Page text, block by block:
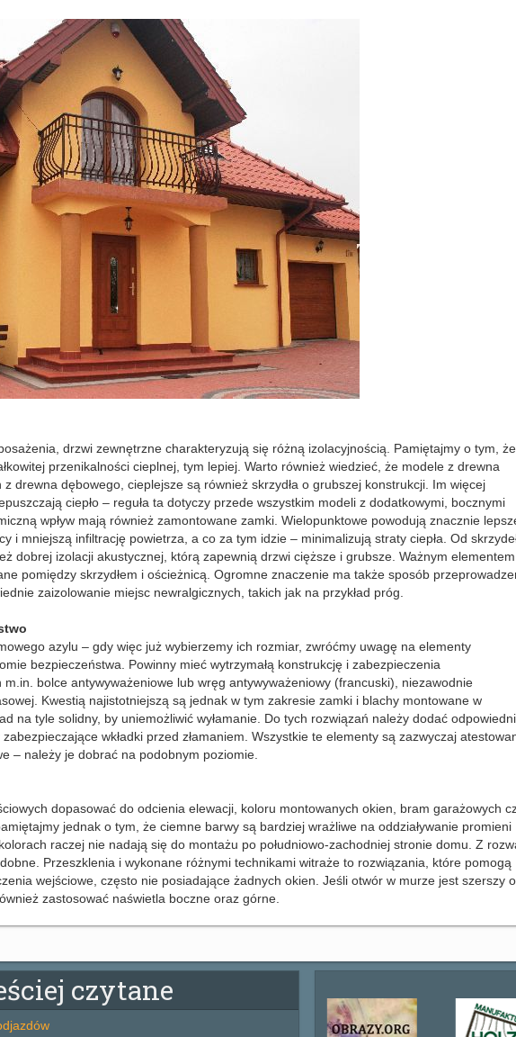
drzwi zewnętrzne charakteryzują się różną izolacyjnością. Pamiętajmy o tym,
przenikalności cieplnej, tym lepiej. Warto również wiedzieć, że modele z drewna
drewna dębowego, cieplejsze są również skrzydła o grubszej konstrukcji. Im więcej
ciepło – reguła ta dotyczy przede wszystkim modeli z dodatkowymi, bocznymi
wpływ mają również zamontowane zamki. Wielopunktowe powodują znacznie
i mniejszą infiltrację powietrza, a co za tym idzie – minimalizują straty ciepła. Od
dobrej izolacji akustycznej, którą zapewnią drzwi cięższe i grubsze. Ważnym
pomiędzy skrzydłem i ościeżnicą. Ogromne znaczenie ma także sposób
zaizolowanie miejsc newralgicznych, takich jak na przykład próg.
azylu – gdy więc już wybierzemy ich rozmiar, zwróćmy uwagę na elementy
bezpieczeństwa. Powinny mieć wytrzymałą konstrukcję i zabezpieczenia
m.in. bolce antywyważeniowe lub wręg antywyważeniowy (francuski), niezawodnie
Kwestią najistotniejszą są jednak w tym zakresie zamki i blachy montowane w
na tyle solidny, by uniemożliwić wyłamanie. Do tych rozwiązań należy dodać
zabezpieczające wkładki przed złamaniem. Wszystkie te elementy są zazwyczaj
– należy je dobrać na podobnym poziomie.
dopasować do odcienia elewacji, koloru montowanych okien, bram garażowych
jednak o tym, że ciemne barwy są bardziej wrażliwe na oddziaływanie promieni
raczej nie nadają się do montażu po południowo-zachodniej stronie domu. Z
Przeszklenia i wykonane różnymi technikami witraże to rozwiązania, które pomogą
wejściowe, często nie posiadające żadnych okien. Jeśli otwór w murze jest szerszy
zastosować naświetla boczne oraz górne.
czytane